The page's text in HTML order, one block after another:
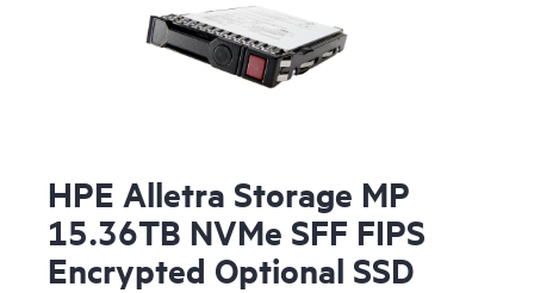
HPE Alletra Storage MP
15.36TB NVMe SFF FIPS
Encrypted Optional SSD